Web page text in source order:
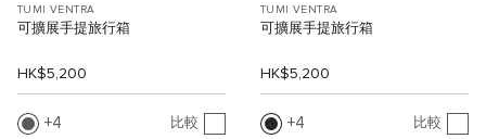
TUMI VENTRA
可擴展手提旅行箱
HK$5,200
4 比較
TUMI VENTRA
可擴展手提旅行箱
HK$5,200
4 比較